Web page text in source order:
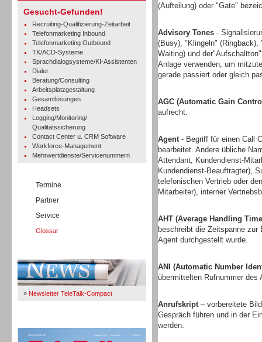
Gesucht-Gefunden!
Recruiting-Qualifizierung-Zeitarbeit
Telefonmarketing Inbound
Telefonmarketing Outbound
TK/ACD-Systeme
Sprachdialogsysteme/KI-Assistenten
Dialer
Beratung/Consulting
Arbeitsplatzgestaltung
Gesamtlösungen
Headsets
Logging/Monitoring/
Qualitätssicherung
Contact Center u. CRM Software
Workforce-Management
Mehrwertdienste/Servicenummern
Termine
Partner
Service
Glossar
» Newsletter TeleTalk-Compact
(Aufteilung) oder "Gate"
Advisory Tones -
(Busy), "Klingeln"
Waiting) und
Anlage verwenden, um
gerade passiert oder gleich
AGC (Automatic Gain
aufrecht.
Agent- Begriff für einen Call
bearbeitet. Andere übliche
Attendant, Kundendienst-
Kundendienst-Beauftragter),
telefonischen Vertrieb oder
Mitarbeiter), interner
AHT (Average Handling
beschreibt die Zeitspanne
Agent durchgestellt wurde.
ANI (Automatic Number
übermittelten Rufnummer des
Anrufskript– vorbereitete
Gespräch führen und in der
werden.